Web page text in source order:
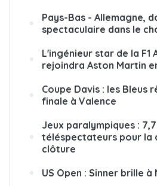
Pays-Bas - Allemagne,
spectaculaire dans le
L'ingénieur star de la F1
rejoindra Aston Martin
Coupe Davis : les Bleus
finale à Valence
Jeux paralympiques :
téléspectateurs pour la
clôture
US Open : Sinner brille à